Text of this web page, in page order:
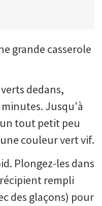
grande casserole
dedans,
Jusqu'à
tout petit peu
couleur vert vif.
Plongez-les dans
rempli
des glaçons) pour